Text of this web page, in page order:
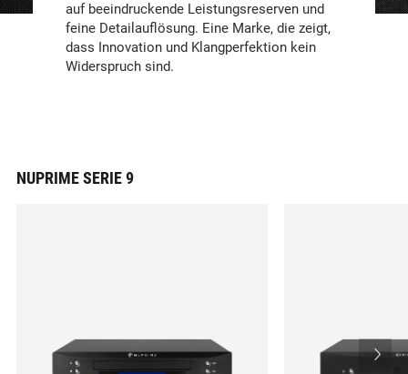
auf beeindruckende Leistungsreserven und
feine Detailauflösung. Eine Marke, die zeigt,
dass Innovation und Klangperfektion kein
Widerspruch sind.
NUPRIME SERIE 9